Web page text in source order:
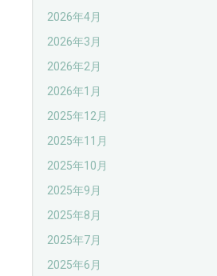
2026年4月
2026年3月
2026年2月
2026年1月
2025年12月
2025年11月
2025年10月
2025年9月
2025年8月
2025年7月
2025年6月